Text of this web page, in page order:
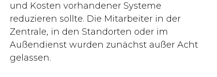
und Kosten vorhandener Systeme
reduzieren sollte. Die Mitarbeiter in der
Zentrale, in den Standorten oder im
Außendienst wurden zunächst außer Acht
gelassen.